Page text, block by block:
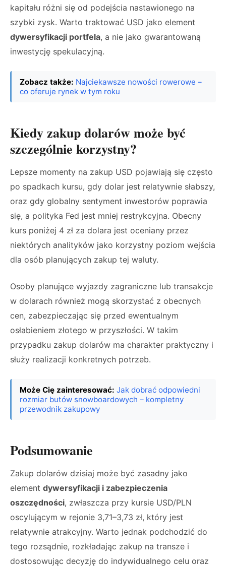
kapitału różni się od podejścia nastawionego na
szybki zysk. Warto traktować USD jako element
dywersyfikacji portfela, a nie jako gwarantowaną
inwestycję spekulacyjną.
Zobacz także: Najciekawsze nowości rowerowe –
co oferuje rynek w tym roku
Kiedy zakup dolarów może być
szczególnie korzystny?
Lepsze momenty na zakup USD pojawiają się często
po spadkach kursu, gdy dolar jest relatywnie słabszy,
oraz gdy globalny sentyment inwestorów poprawia
się, a polityka Fed jest mniej restrykcyjna. Obecny
kurs poniżej 4 zł za dolara jest oceniany przez
niektórych analityków jako korzystny poziom wejścia
dla osób planujących zakup tej waluty.
Osoby planujące wyjazdy zagraniczne lub transakcje
w dolarach również mogą skorzystać z obecnych
cen, zabezpieczając się przed ewentualnym
osłabieniem złotego w przyszłości. W takim
przypadku zakup dolarów ma charakter praktyczny i
służy realizacji konkretnych potrzeb.
Może Cię zainteresować: Jak dobrać odpowiedni
rozmiar butów snowboardowych – kompletny
przewodnik zakupowy
Podsumowanie
Zakup dolarów dzisiaj może być zasadny jako
element dywersyfikacji i zabezpieczenia
oszczędności, zwłaszcza przy kursie USD/PLN
oscylującym w rejonie 3,71–3,73 zł, który jest
relatywnie atrakcyjny. Warto jednak podchodzić do
tego rozsądnie, rozkładając zakup na transze i
dostosowując decyzję do indywidualnego celu oraz